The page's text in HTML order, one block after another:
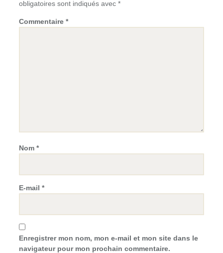
obligatoires sont indiqués avec *
Commentaire *
Nom *
E-mail *
Enregistrer mon nom, mon e-mail et mon site dans le
navigateur pour mon prochain commentaire.